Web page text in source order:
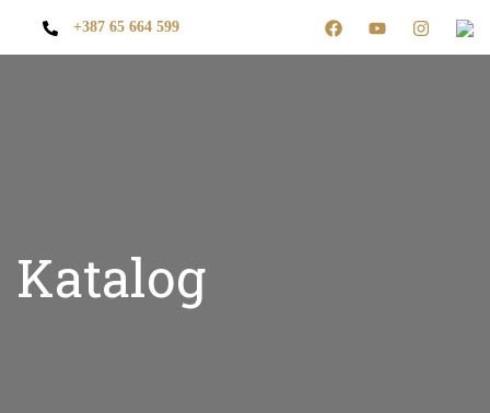
+387 65 664 599
Katalog